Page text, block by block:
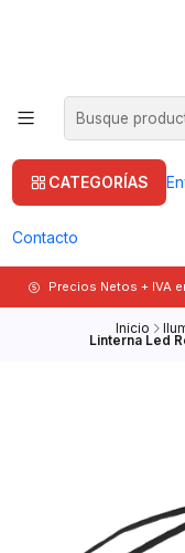
CATEGORÍAS
Contacto
Precios Netos + IVA
Inicio
Linterna Led